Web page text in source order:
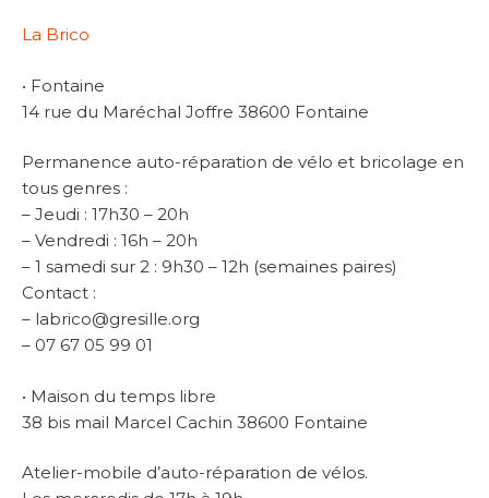
La Brico
• Fontaine
14 rue du Maréchal Joffre 38600 Fontaine
Permanence auto-réparation de vélo et bricolage en
tous genres :
– Jeudi : 17h30 – 20h
– Vendredi : 16h – 20h
– 1 samedi sur 2 : 9h30 – 12h (semaines paires)
Contact :
– labrico@gresille.org
– 07 67 05 99 01
• Maison du temps libre
38 bis mail Marcel Cachin 38600 Fontaine
Atelier-mobile d’auto-réparation de vélos.